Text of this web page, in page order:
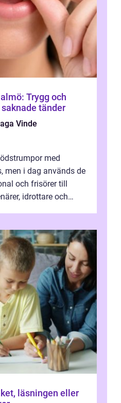
Trygg och
tänder
Vinde
med
men i dag används de
och frisörer till
idrottare och
läsningen eller